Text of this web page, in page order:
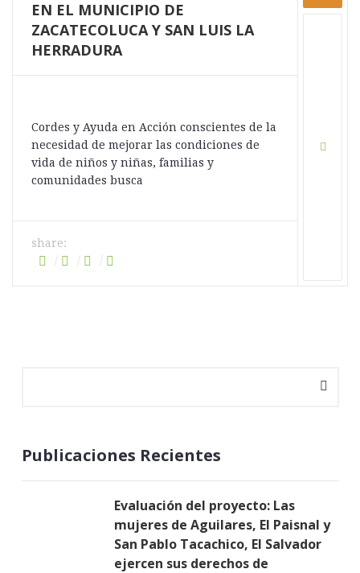
EN EL MUNICIPIO DE
ZACATECOLUCA Y SAN LUIS LA
HERRADURA
Cordes y Ayuda en Acción conscientes de la
necesidad de mejorar las condiciones de
vida de niños y niñas, familias y
comunidades busca
share:
Publicaciones Recientes
Evaluación del proyecto: Las
mujeres de Aguilares, El Paisnal y
San Pablo Tacachico, El Salvador
ejercen sus derechos de